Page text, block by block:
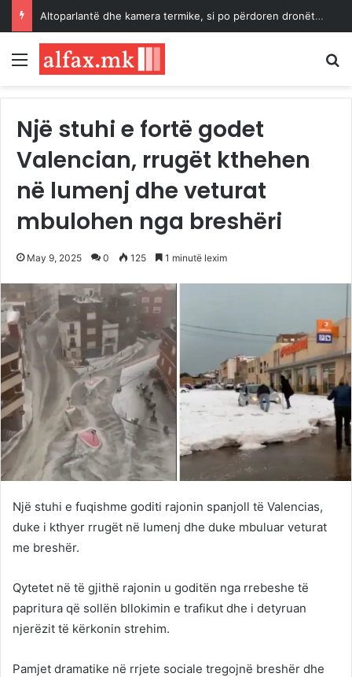
Altoparlantë dhe kamera termike, si po përdoren dronët kundër temperaturave ekstreme në Korenë e Jugut
Menu
Një stuhi e fortë godet
Valencian, rrugët kthehen
në lumenj dhe veturat
mbulohen nga breshëri
May 9, 2025 0 125 1 minutë lexim
Një stuhi e fuqishme goditi rajonin spanjoll të Valencias,
duke i kthyer rrugët në lumenj dhe duke mbuluar veturat
me breshër.
Qytetet në të gjithë rajonin u goditën nga rrebeshe të
papritura që sollën bllokimin e trafikut dhe i detyruan
njerëzit të kërkonin strehim.
Pamjet dramatike në rrjete sociale tregojnë breshër dhe